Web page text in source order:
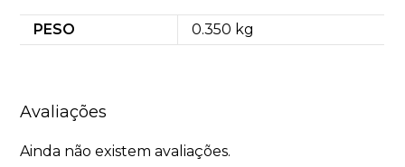
PESO 0.350 kg
Avaliações
Ainda não existem avaliações.